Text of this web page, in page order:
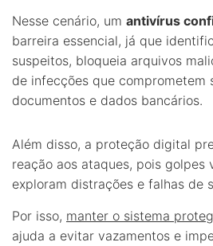
Nesse cenário, um antivírus
barreira essencial, já que
suspeitos, bloqueia arquivos
de infecções que comprometem
documentos e dados bancários.
Além disso, a proteção digital
reação aos ataques, pois golpes
exploram distrações e falhas de
Por isso, manter o sistema
ajuda a evitar vazamentos e